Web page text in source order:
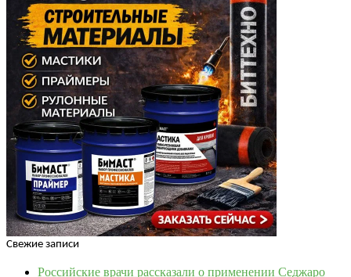
Свежие записи
Российские врачи рассказали о применении Седжаро